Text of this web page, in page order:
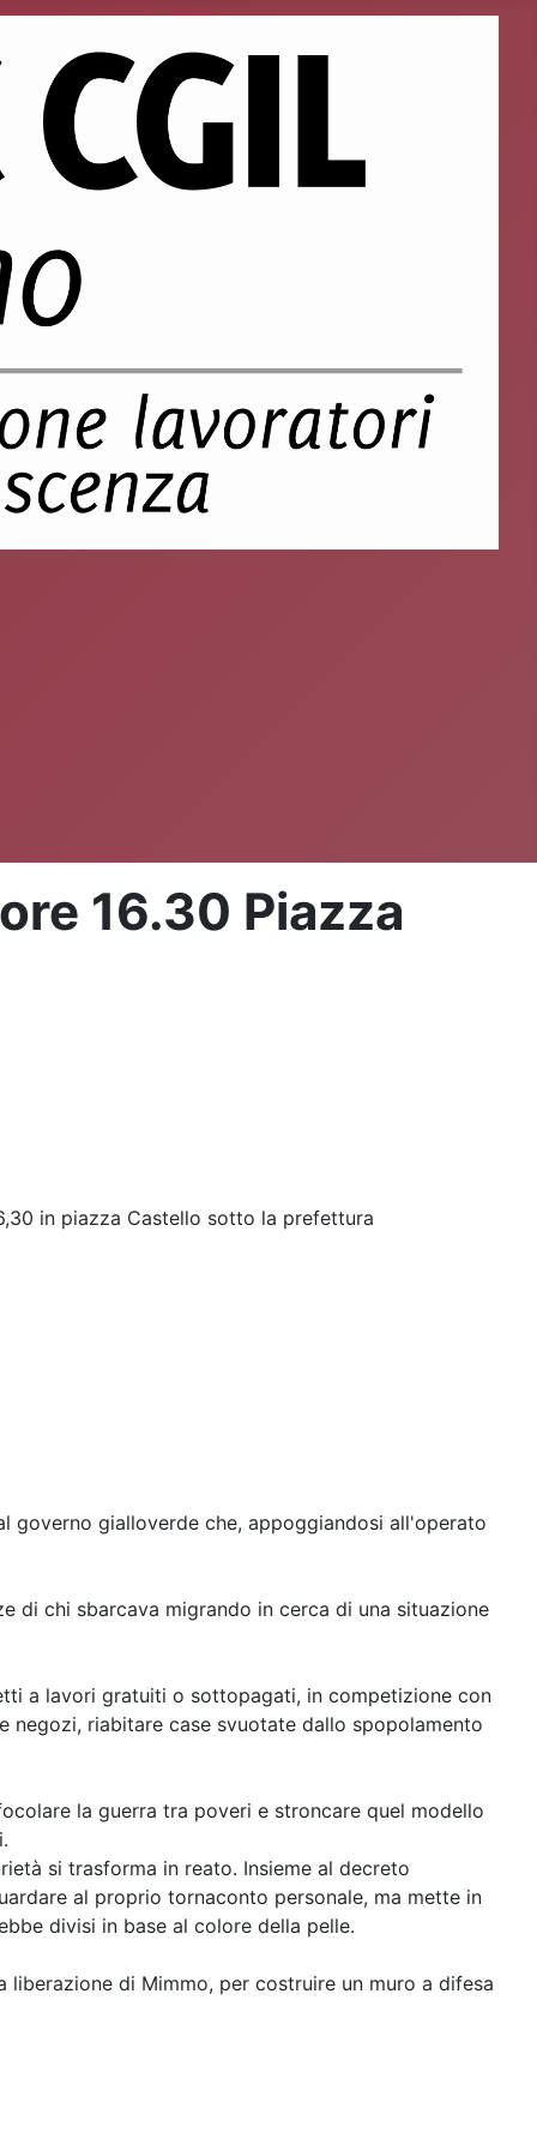
16.30 Piazza
in piazza Castello sotto la prefettura
governo gialloverde che, appoggiandosi all'operato
di chi sbarcava migrando in cerca di una situazione
a lavori gratuiti o sottopagati, in competizione con
negozi, riabitare case svuotate dallo spopolamento
la guerra tra poveri e stroncare quel modello
si trasforma in reato. Insieme al decreto
al proprio tornaconto personale, ma mette in
divisi in base al colore della pelle.
liberazione di Mimmo, per costruire un muro a difesa